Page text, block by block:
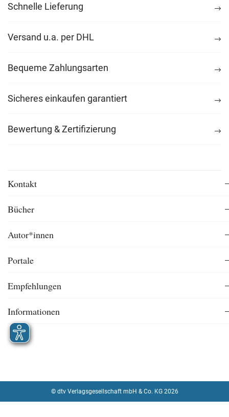
Schnelle Lieferung
Versand u.a. per DHL
Bequeme Zahlungsarten
Sicheres einkaufen garantiert
Bewertung & Zertifizierung
Kontakt
Bücher
Autor*innen
Portale
Empfehlungen
Informationen
© dtv Verlagsgesellschaft mbH & Co. KG 2026